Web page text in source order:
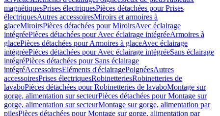
magnétiquesPrises électriquesPièces détachées pour Prises
électriquesAutres accessoiresMiroirs et armoires à
glaceMiroirsPièces détachées pour MiroirsAvec éclairage
intégréePièces détachées pour Avec éclairage intégréeArmoires à
glacePièces détachées pour Armoires à glaceAvec éclairage
intégréePièces détachées pour Avec éclairage intégréeSans éclairage
intégréPièces détachées pour Sans éclairage
intégréAccessoiresEléments d'éclairagePoignéesAutres
accessoiresPrises électriquesRobinetteriesRobinetteries de
lavaboPièces détachées pour Robinetteries de lavaboMontage sur
gorge, alimentation sur secteurPièces détachées pour Montage sur
gorge, alimentation sur secteurMontage sur gorge, alimentation par
pilesPièces détachées pour Montage sur gorge, alimentation par